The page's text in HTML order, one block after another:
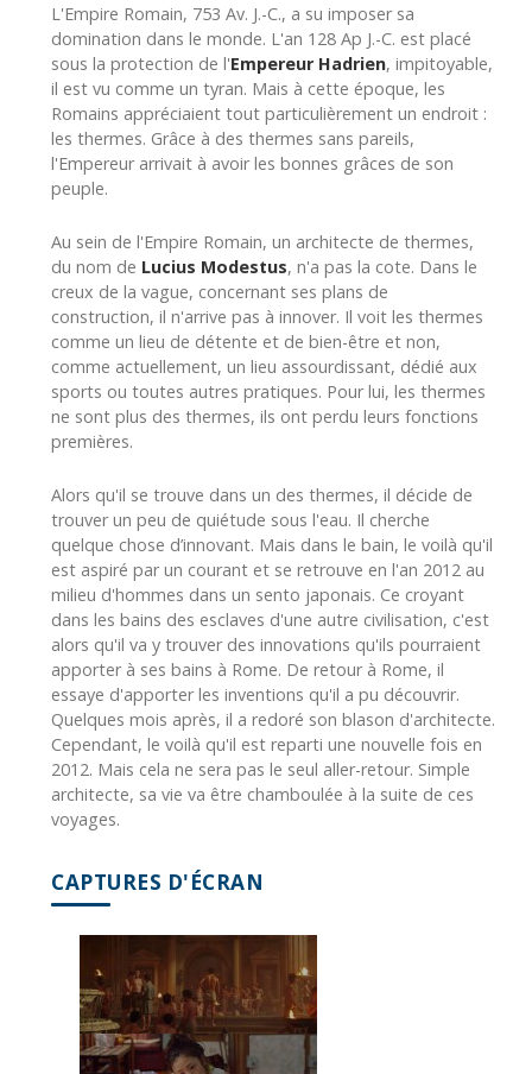
L'Empire Romain, 753 Av. J.-C., a su imposer sa
domination dans le monde. L'an 128 Ap J.-C. est placé
sous la protection de l'Empereur Hadrien, impitoyable,
il est vu comme un tyran. Mais à cette époque, les
Romains appréciaient tout particulièrement un endroit :
les thermes. Grâce à des thermes sans pareils,
l'Empereur arrivait à avoir les bonnes grâces de son
peuple.
Au sein de l'Empire Romain, un architecte de thermes,
du nom de Lucius Modestus, n'a pas la cote. Dans le
creux de la vague, concernant ses plans de
construction, il n'arrive pas à innover. Il voit les thermes
comme un lieu de détente et de bien-être et non,
comme actuellement, un lieu assourdissant, dédié aux
sports ou toutes autres pratiques. Pour lui, les thermes
ne sont plus des thermes, ils ont perdu leurs fonctions
premières.
Alors qu'il se trouve dans un des thermes, il décide de
trouver un peu de quiétude sous l'eau. Il cherche
quelque chose d’innovant. Mais dans le bain, le voilà qu'il
est aspiré par un courant et se retrouve en l'an 2012 au
milieu d'hommes dans un sento japonais. Ce croyant
dans les bains des esclaves d'une autre civilisation, c'est
alors qu'il va y trouver des innovations qu'ils pourraient
apporter à ses bains à Rome. De retour à Rome, il
essaye d'apporter les inventions qu'il a pu découvrir.
Quelques mois après, il a redoré son blason d'architecte.
Cependant, le voilà qu'il est reparti une nouvelle fois en
2012. Mais cela ne sera pas le seul aller-retour. Simple
architecte, sa vie va être chamboulée à la suite de ces
voyages.
CAPTURES D'ÉCRAN